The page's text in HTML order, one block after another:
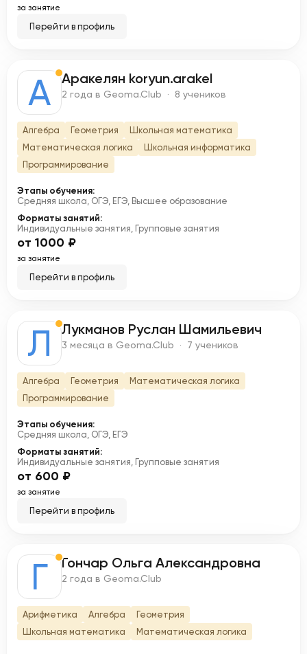
за занятие
Перейти в профиль
А Аракелян koryun.arakel
2 года в Geoma.Club · 8 учеников
Алгебра Геометрия
Школьная математика
Математическая логика
Школьная информатика
Программирование
Этапы обучения:
Средняя школа, ОГЭ, ЕГЭ, Высшее образование
Форматы занятий:
Индивидуальные занятия, Групповые занятия
от 1000 ₽
за занятие
Перейти в профиль
Л Лукманов Руслан Шамильевич
3 месяца в Geoma.Club · 7 учеников
Алгебра Геометрия
Математическая логика
Программирование
Этапы обучения:
Средняя школа, ОГЭ, ЕГЭ
Форматы занятий:
Индивидуальные занятия, Групповые занятия
от 600 ₽
за занятие
Перейти в профиль
Г Гончар Ольга Александровна
2 года в Geoma.Club
Арифметика Алгебра
Геометрия
Школьная математика
Математическая логика